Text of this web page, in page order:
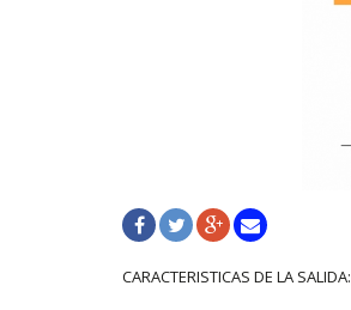
CARACTERISTICAS DE LA SALIDA: